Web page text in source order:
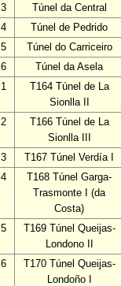
3
Túnel da Central
4
Túnel de Pedrido
5
Túnel do Carriceiro
6
Túnel da Asela
1
T164 Túnel de La
Sionlla II
2
T166 Túnel de La
Sionlla III
3
T167 Túnel Verdía I
4
T168 Túnel Garga-
Trasmonte I (da
Costa)
5
T169 Túnel Queijas-
Londono II
6
T170 Túnel Queijas-
Londoño I